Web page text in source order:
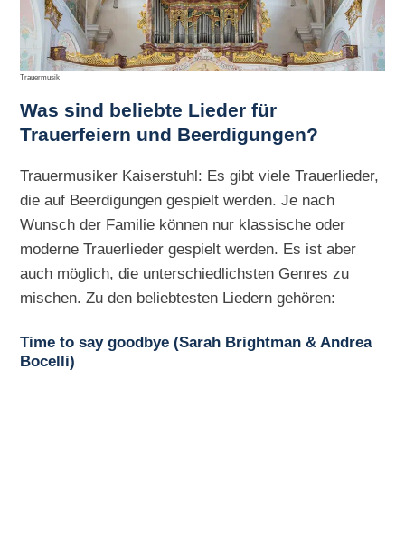
Trauermusik
Was sind beliebte Lieder für
Trauerfeiern und Beerdigungen?
Trauermusiker Kaiserstuhl: Es gibt viele Trauerlieder,
die auf Beerdigungen gespielt werden. Je nach
Wunsch der Familie können nur klassische oder
moderne Trauerlieder gespielt werden. Es ist aber
auch möglich, die unterschiedlichsten Genres zu
mischen. Zu den beliebtesten Liedern gehören:
Time to say goodbye (Sarah Brightman & Andrea
Bocelli)